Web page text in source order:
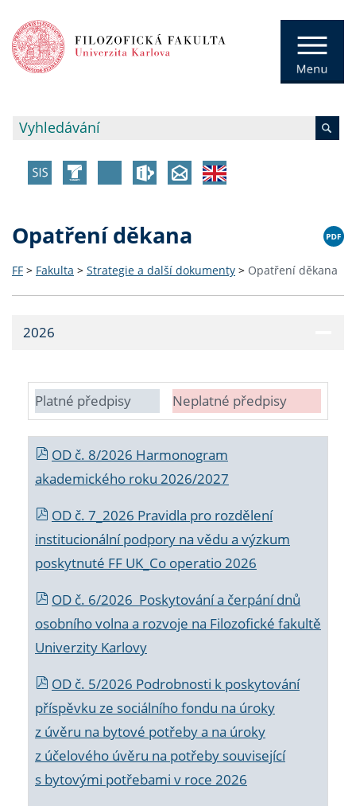
Opatření děkana
FF > Fakulta > Strategie a další dokumenty > Opatření děkana
2026
Platné předpisy Neplatné předpisy
OD č. 8/2026 Harmonogram
akademického roku 2026/2027
OD č. 7_2026 Pravidla pro rozdělení
institucionální podpory na vědu a výzkum
poskytnuté FF UK_Co operatio 2026
OD č. 6/2026 Poskytování a čerpání dnů
osobního volna a rozvoje na Filozofické fakultě
Univerzity Karlovy
OD č. 5/2026 Podrobnosti k poskytování
příspěvku ze sociálního fondu na úroky
z úvěru na bytové potřeby a na úroky
z účelového úvěru na potřeby související
s bytovými potřebami v roce 2026